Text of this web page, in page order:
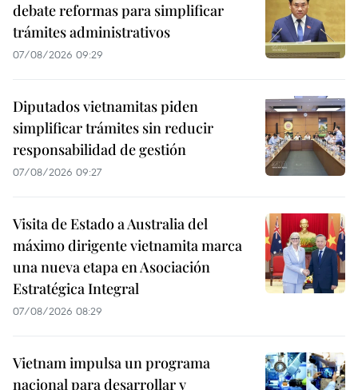
debate reformas para simplificar
trámites administrativos
07/08/2026 09:29
Diputados vietnamitas piden
simplificar trámites sin reducir
responsabilidad de gestión
07/08/2026 09:27
Visita de Estado a Australia del
máximo dirigente vietnamita marca
una nueva etapa en Asociación
Estratégica Integral
07/08/2026 08:29
Vietnam impulsa un programa
nacional para desarrollar y